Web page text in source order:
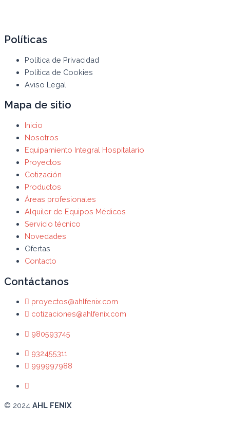
Políticas
Política de Privacidad
Política de Cookies
Aviso Legal
Mapa de sitio
Inicio
Nosotros
Equipamiento Integral Hospitalario
Proyectos
Cotización
Productos
Áreas profesionales
Alquiler de Equipos Médicos
Servicio técnico
Novedades
Ofertas
Contacto
Contáctanos
proyectos@ahlfenix.com
cotizaciones@ahlfenix.com
980593745
932455311
999997988
© 2024 AHL FENIX